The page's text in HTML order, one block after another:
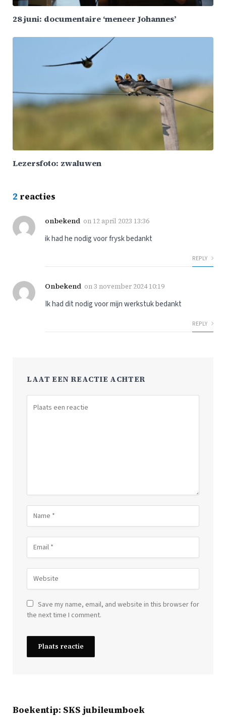
28 juni: documentaire ‘meneer Johannes’
Lezersfoto: zwaluwen
2 reacties
onbekend on 12 april 2023 13:36
ik had he nodig voor frysk bedankt
REPLY
Onbekend on3 november 2024 10:19
Ik had dit nodig voor mijn werkstuk bedankt
REPLY
LAAT EEN REACTIE ACHTER
Save my name, email, and website in this browser for
the next time I comment.
Boekentip: SKS jubileumboek